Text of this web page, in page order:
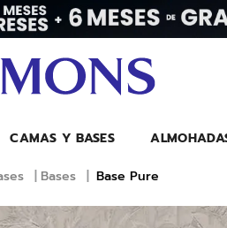
CAMAS Y BASES
Bases Base Pure